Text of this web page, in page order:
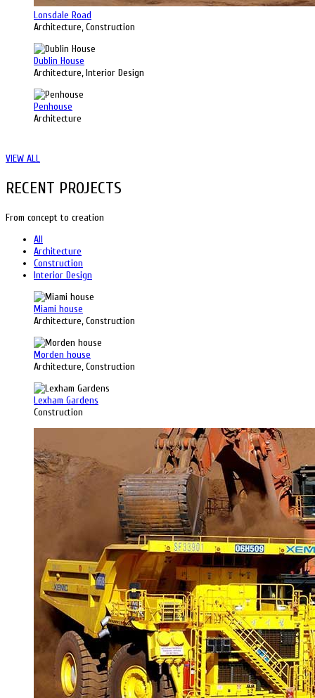
Lonsdale Road
Architecture, Construction
Dublin House
Architecture, Interior Design
Penhouse
Architecture
VIEW ALL
RECENT PROJECTS
From concept to creation
All
Architecture
Construction
Interior Design
Miami house
Architecture, Construction
Morden house
Architecture, Construction
Lexham Gardens
Construction